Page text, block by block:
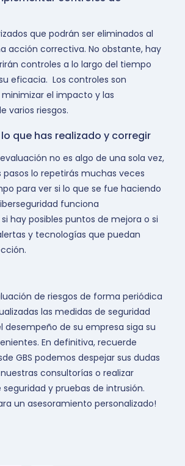
que podrán ser eliminados al
acción correctiva. No obstante, hay
controles a lo largo del tiempo
eficacia. Los controles son
el impacto y las
varios riesgos.
que has realizado y corregir
no es algo de una sola vez,
pasos lo repetirás muchas veces
para ver si lo que se fue haciendo
funciona
hay posibles puntos de mejora o si
y tecnologías que puedan
de riesgos de forma periódica
las medidas de seguridad
desempeño de su empresa siga su
En definitiva, recuerde
GBS podemos despejar sus dudas
consultorías o realizar
y pruebas de intrusión.
un asesoramiento personalizado!